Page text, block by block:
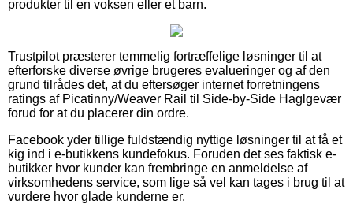
produkter til en voksen eller et barn.
Trustpilot præsterer temmelig fortræffelige løsninger til at
efterforske diverse øvrige brugeres evalueringer og af den
grund tilrådes det, at du eftersøger internet forretningens
ratings af Picatinny/Weaver Rail til Side-by-Side Haglgevær
forud for at du placerer din ordre.
Facebook yder tillige fuldstændig nyttige løsninger til at få et
kig ind i e-butikkens kundefokus. Foruden det ses faktisk e-
butikker hvor kunder kan frembringe en anmeldelse af
virksomhedens service, som lige så vel kan tages i brug til at
vurdere hvor glade kunderne er.